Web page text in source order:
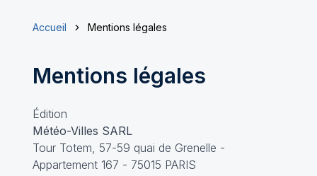
Accueil Mentions légales
Mentions légales
Édition
Météo-Villes SARL
Tour Totem, 57-59 quai de Grenelle -
Appartement 167 - 75015 PARIS